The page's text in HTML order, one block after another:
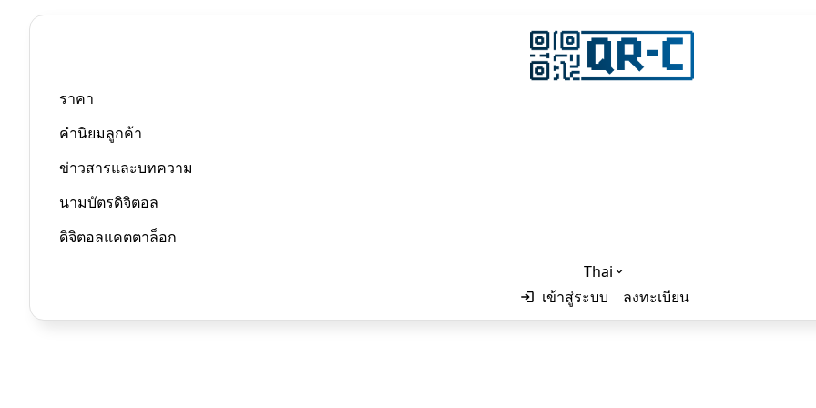
ราคา
คำนิยมลูกค้า
ข่าวสารและบทความ
นามบัตรดิจิตอล
ดิจิตอลแคตตาล็อก
Thai
เข้าสู่ระบบ ลงทะเบียน
นามบัตรดิจิทัล